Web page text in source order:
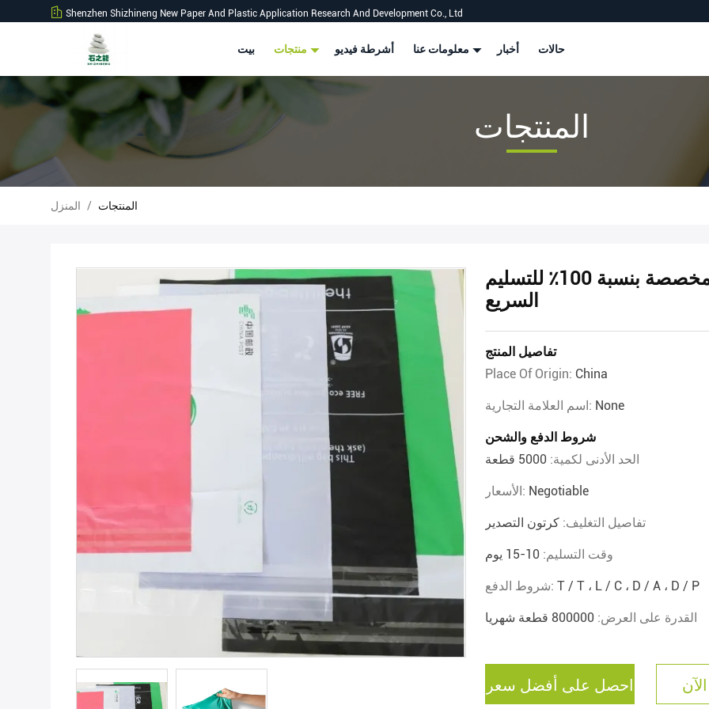
Shenzhen Shizhineng New Paper And Plastic Application Research And Development Co., Ltd
بيت أشرطة فيديو أخبار حالات
المنتجات
المنزل / المنتجات
أكياس بولي قابلة للتحلل الحيوي المخصصة بنسبة 100٪ للتسليم
السريع
تفاصيل المنتج
Place Of Origin: China
اسم العلامة التجارية: None
شروط الدفع والشحن
الحد الأدنى لكمية: 5000 قطعة
الأسعار: Negotiable
تفاصيل التغليف: كرتون التصدير
وقت التسليم: 10-15 يوم
شروط الدفع: T / T ، L / C ، D / A ، D / P
القدرة على العرض: 800000 قطعة شهريا
احصل على أفضل سعر